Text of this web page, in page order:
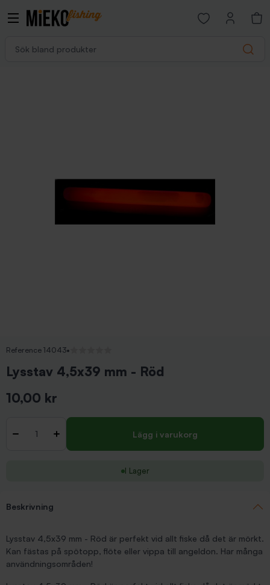
Search
Open favorites
Reference 14043•
Lysstav 4,5x39 mm - Röd
10,00 kr
- + Lägg i varukorg
I Lager
Beskrivning
Lysstav 4,5x39 mm - Röd är perfekt vid allt fiske då det är mörkt.
Kan fästas på spötopp, flöte eller vippa till angeldon. Har många
användningsområden!